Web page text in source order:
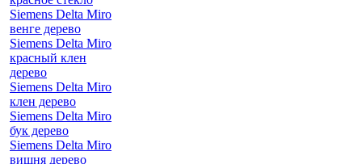
Siemens Delta Miro
венге дерево
Siemens Delta Miro
красный клен
дерево
Siemens Delta Miro
клен дерево
Siemens Delta Miro
бук дерево
Siemens Delta Miro
вишня дерево